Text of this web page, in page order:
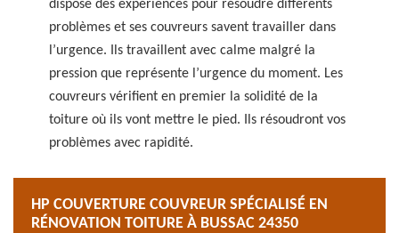
dispose des expériences pour résoudre différents
problèmes et ses couvreurs savent travailler dans
l’urgence. Ils travaillent avec calme malgré la
pression que représente l’urgence du moment. Les
couvreurs vérifient en premier la solidité de la
toiture où ils vont mettre le pied. Ils résoudront vos
problèmes avec rapidité.
HP COUVERTURE COUVREUR SPÉCIALISÉ EN
RÉNOVATION TOITURE À BUSSAC 24350